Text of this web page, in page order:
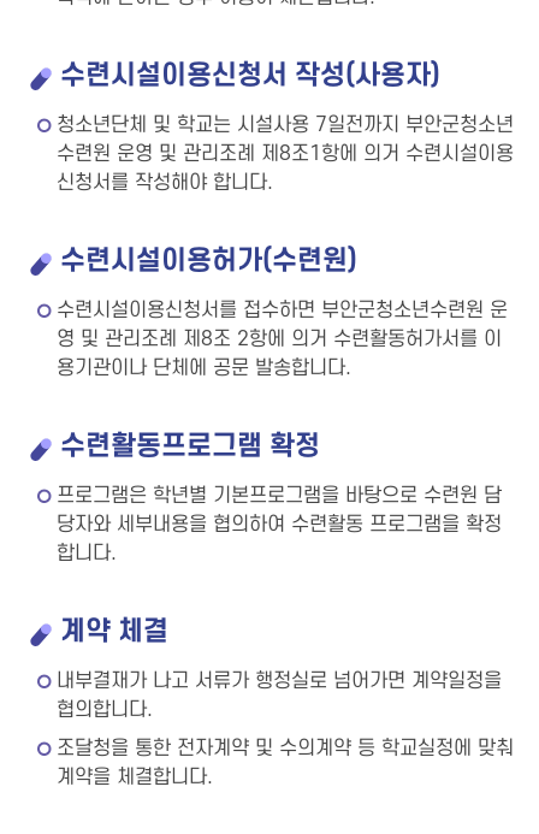
수련시설이용신청서 작성(사용자)
청소년단체 및 학교는 시설사용 7일전까지 부안군청소년
수련원 운영 및 관리조례 제8조1항에 의거 수련시설이용
신청서를 작성해야 합니다.
수련시설이용허가(수련원)
수련시설이용신청서를 접수하면 부안군청소년수련원 운
영 및 관리조례 제8조 2항에 의거 수련활동허가서를 이
용기관이나 단체에 공문 발송합니다.
수련활동프로그램 확정
프로그램은 학년별 기본프로그램을 바탕으로 수련원 담
당자와 세부내용을 협의하여 수련활동 프로그램을 확정
합니다.
계약 체결
내부결재가 나고 서류가 행정실로 넘어가면 계약일정을
협의합니다.
조달청을 통한 전자계약 및 수의계약 등 학교실정에 맞춰
계약을 체결합니다.